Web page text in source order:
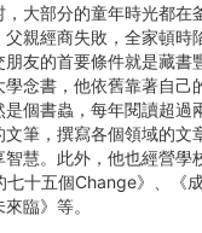
大部分的童年時光都在
親經商失敗，全家頓時
友的首要條件就是藏書
念書，他依舊靠著自己
個書蟲，每年閱讀超過
筆，撰寫各個領域的文
慧。此外，他也經營學
十五個Change》、《
臨》等。